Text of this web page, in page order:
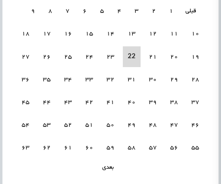
قبلی 1
2
3
4
5
6
7
8
9
10
11
12
13
14
15
16
17
18
19
20
21
22
23
24
25
26
27
28
29
30
31
32
33
34
35
36
37
38
39
40
41
42
43
44
45
46
47
48
49
50
51
52
53
54
55
56
57
58
59
60
61
62
63
بعدی